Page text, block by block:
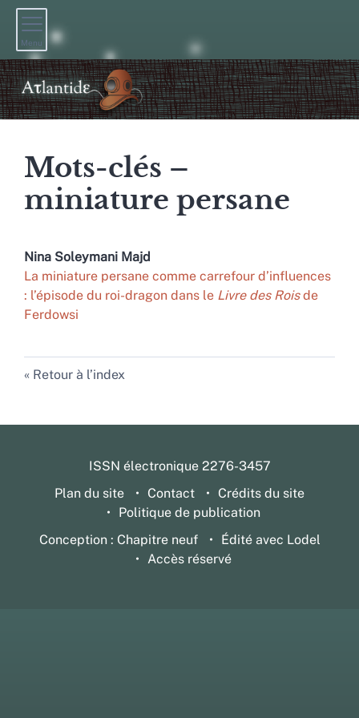
Menu
Mots-clés –
miniature persane
Nina Soleymani Majd
La miniature persane comme carrefour d’influences
: l’épisode du roi-dragon dans le Livre des Roisde
Ferdowsi
Retour à l’index
ISSN électronique 2276-3457
Plan du site
Contact
Crédits du site
Politique de publication
Conception : Chapitre neuf
Édité avec Lodel
Accès réservé